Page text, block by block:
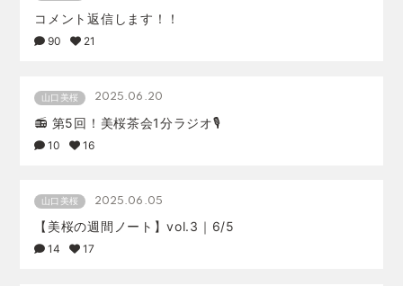
コメント返信します！！
90 21
山口美桜 2025.06.20
📻 第5回！美桜茶会1分ラジオ🎙️
10 16
山口美桜 2025.06.05
【美桜の週間ノート】vol.3｜6/5
14 17